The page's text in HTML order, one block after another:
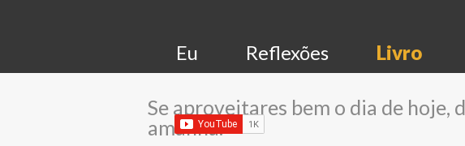
Eu Reflexões Livro
Se aproveitares bem o dia de hoje,
amanhã.